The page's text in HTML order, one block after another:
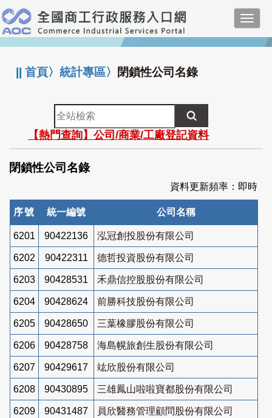
跳
到
主
要
:::
||首頁〉統計專區〉 閉鎖性公司名錄
全
站
檢
索
【熱門查詢】公司/商業/工廠登記資料
閉鎖性公司名錄
資料更新頻率：即時
序號 統一編號 公司名稱
6201 90422136 泓冠創投股份有限公司
6202 90422311 德哲投資股份有限公司
6203 90428531 禾鼎信控股股份有限公司
6204 90428624 前勝科技股份有限公司
6205 90428650 三葉橡膠股份有限公司
6206 90428758 海島幌旅創生股份有限公司
6207 90429617 竑欣股份有限公司
6208 90430895 三雄鳳山啦啦寶都股份有限公司
6209 90431487 員欣醫務管理顧問股份有限公司